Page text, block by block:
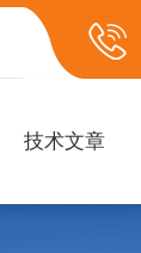
技术文章